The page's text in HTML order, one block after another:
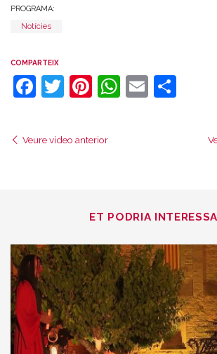
PROGRAMA:
Notícies
COMPARTEIX
Facebook
Twitter
Pinterest
WhatsApp
Email
Veure vídeo anterior
ET PODRIA